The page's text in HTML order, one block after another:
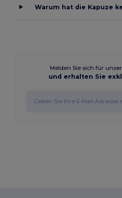
Warum hat die Kapuze
Melden Sie sich für
und erhalten Sie